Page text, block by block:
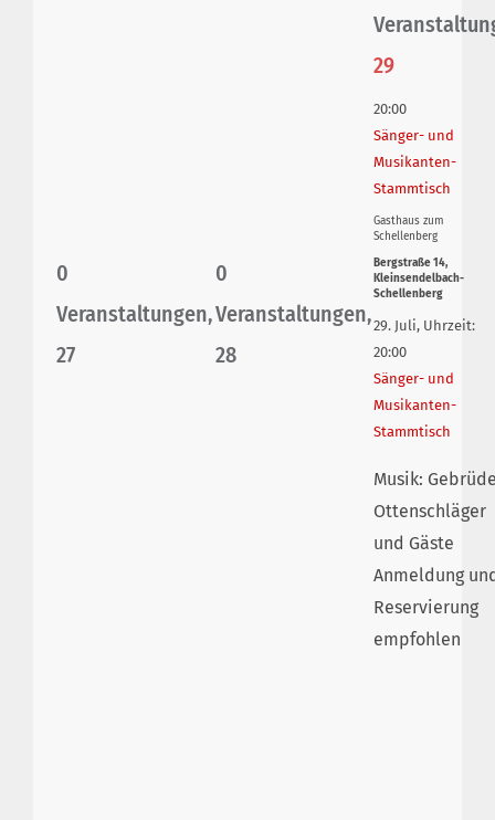
0
Veranstaltungen,
27
0
Veranstaltungen,
28
29
20:00
Sänger- und
Musikanten-
Stammtisch
Gasthaus zum
Schellenberg
Bergstraße 14,
Kleinsendelbach-
Schellenberg
29. Juli, Uhrzeit:
20:00
Sänger- und
Musikanten-
Stammtisch
Musik:
Ottenschläger
und Gäste
Anmeldung
Reservierung
empfohlen